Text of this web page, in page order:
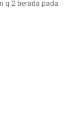
q 2 berada pada